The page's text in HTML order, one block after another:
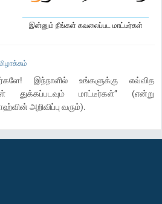
இன்னும் நீங்கள் கவலைப்பட மாட்டீர்கள்
இந்நாளில் உங்களுக்கு எவ்வித
துக்கப்படவும் மாட்டீர்கள்” (என்று
அறிவிப்பு வரும்).